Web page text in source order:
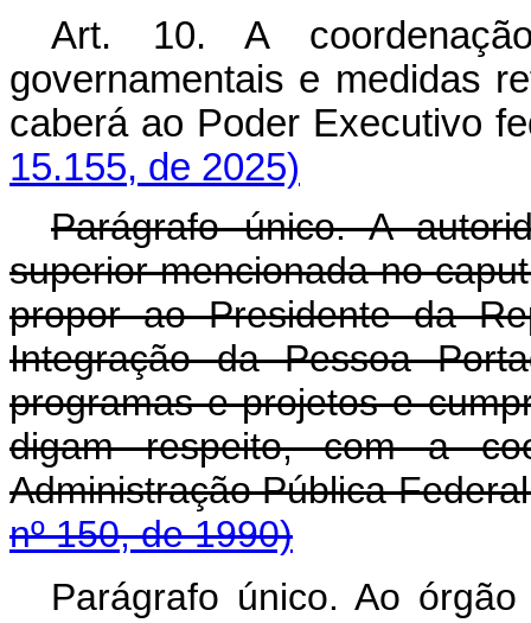
Art. 10. A
governamentais e medidas
caberá ao Poder
15.155, de 2025)
Parágrafo único. A
superior mencionada no
propor ao Presidente da
Integração da Pessoa
programas e projetos e
digam respeito, com a
Administração
nº 150, de 1990)
Parágrafo único. Ao